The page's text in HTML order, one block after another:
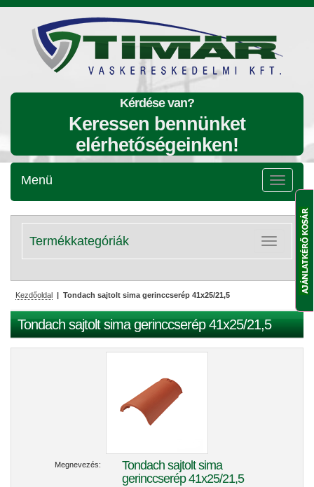
Kérdése van?
Keressen bennünket
elérhetőségeinken!
Menü
Menü
Kategóriák
lenyitása
Termékkategóriák
Kezdőoldal | Tondach sajtolt sima gerinccserép 41x25/21,5
Tondach sajtolt sima gerinccserép 41x25/21,5
Megnevezés:
Tondach sajtolt sima
gerinccserép 41x25/21,5